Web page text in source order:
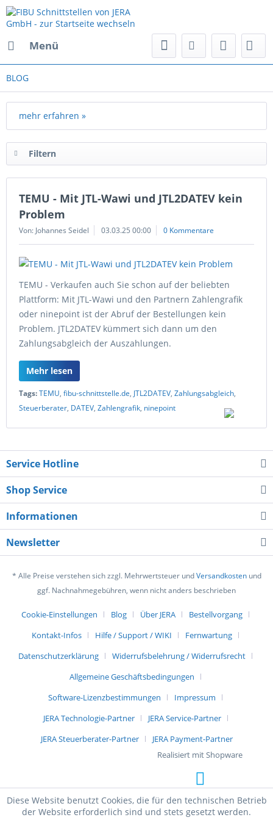
Menü
BLOG
mehr erfahren »
Filtern
TEMU - Mit JTL-Wawi und JTL2DATEV kein
Problem
Von: Johannes Seidel 03.03.25 00:00 0 Kommentare
TEMU - Verkaufen auch Sie schon auf der beliebten
Plattform: Mit JTL-Wawi und den Partnern Zahlengrafik
oder ninepoint ist der Abruf der Bestellungen kein
Problem. JTL2DATEV kümmert sich dann um den
Zahlungsabgleich der Auszahlungen.
Mehr lesen
Tags:TEMU, fibu-schnittstelle.de, JTL2DATEV, Zahlungsabgleich,
Steuerberater, DATEV, Zahlengrafik, ninepoint
Service Hotline
Shop Service
Informationen
Newsletter
* Alle Preise verstehen sich zzgl. Mehrwertsteuer undVersandkostenund
ggf. Nachnahmegebühren, wenn nicht anders beschrieben
Cookie-Einstellungen Blog Über JERA
Bestellvorgang
Kontakt-Infos
Hilfe / Support / WIKI
Fernwartung
Datenschutzerklärung
Widerrufsbelehrung / Widerrufsrecht
Allgemeine Geschäftsbedingungen
Software-Lizenzbestimmungen
Impressum
JERA Technologie-Partner
JERA Service-Partner
JERA Steuerberater-Partner
JERA Payment-Partner
Realisiert mit Shopware
Diese Website benutzt Cookies, die für den technischen Betrieb
der Website erforderlich sind und stets gesetzt werden.